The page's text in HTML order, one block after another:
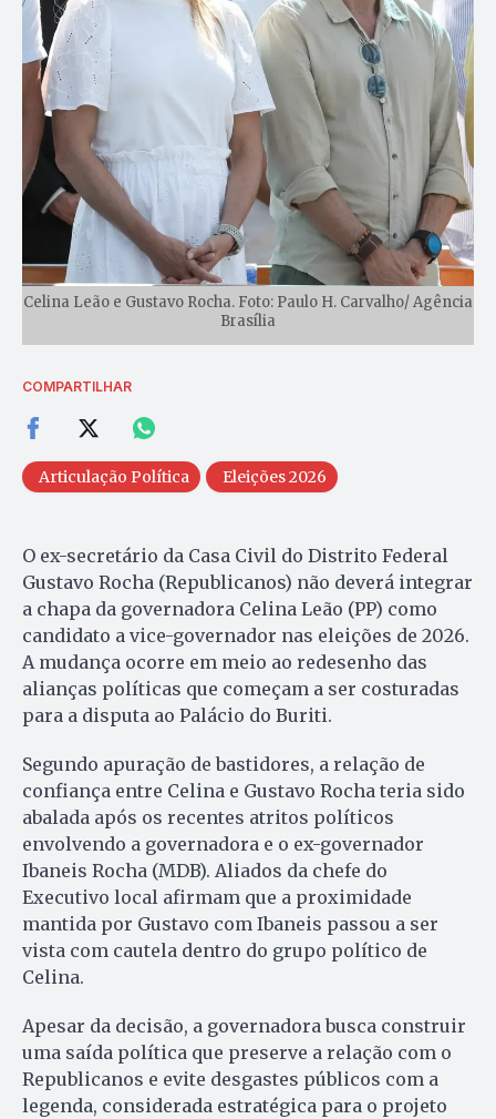
Celina Leão e Gustavo Rocha. Foto: Paulo H. Carvalho/ Agência
Brasília
COMPARTILHAR
Articulação Política Eleições 2026
O ex-secretário da Casa Civil do Distrito Federal
Gustavo Rocha (Republicanos) não deverá integrar
a chapa da governadora Celina Leão (PP) como
candidato a vice-governador nas eleições de 2026.
A mudança ocorre em meio ao redesenho das
alianças políticas que começam a ser costuradas
para a disputa ao Palácio do Buriti.
Segundo apuração de bastidores, a relação de
confiança entre Celina e Gustavo Rocha teria sido
abalada após os recentes atritos políticos
envolvendo a governadora e o ex-governador
Ibaneis Rocha (MDB). Aliados da chefe do
Executivo local afirmam que a proximidade
mantida por Gustavo com Ibaneis passou a ser
vista com cautela dentro do grupo político de
Celina.
Apesar da decisão, a governadora busca construir
uma saída política que preserve a relação com o
Republicanos e evite desgastes públicos com a
legenda, considerada estratégica para o projeto